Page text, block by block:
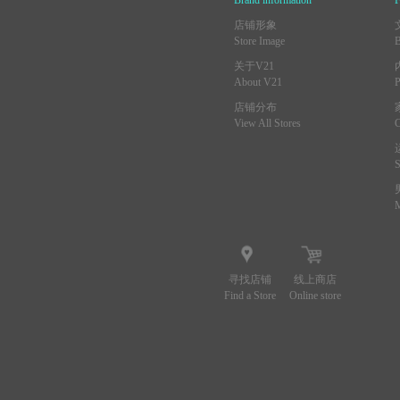
店铺形象
Store Image
关于V21
About V21
店铺分布
View All Stores
寻找店铺
Find a Store
线上商店
Online store